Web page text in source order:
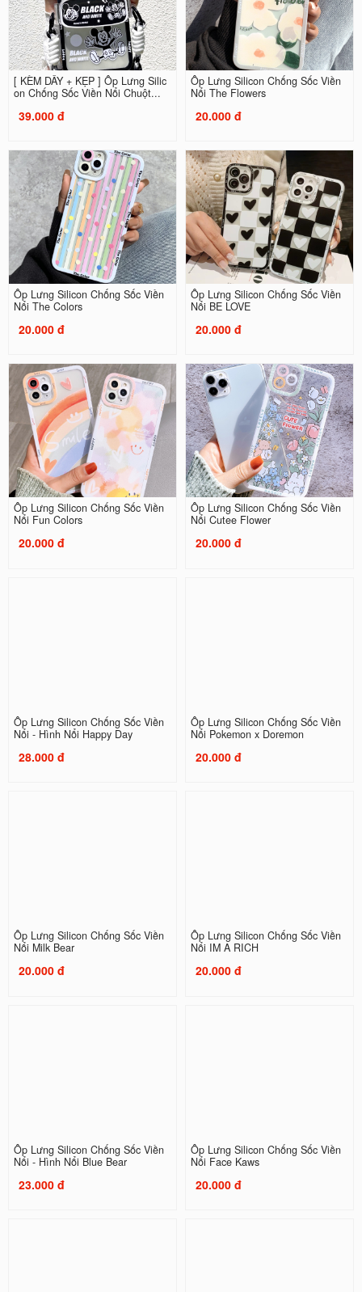
[ KÈM DÂY + KẸP ] Ốp Lưng Silic
on Chống Sốc Viền Nổi Chuột...
39.000 đ
Ốp Lưng Silicon Chống Sốc Viền
Nổi The Flowers
20.000 đ
Ốp Lưng Silicon Chống Sốc Viền
Nổi The Colors
20.000 đ
Ốp Lưng Silicon Chống Sốc Viền
Nổi BE LOVE
20.000 đ
Ốp Lưng Silicon Chống Sốc Viền
Nổi Fun Colors
20.000 đ
Ốp Lưng Silicon Chống Sốc Viền
Nổi Cutee Flower
20.000 đ
Ốp Lưng Silicon Chống Sốc Viền
Nổi - Hình Nổi Happy Day
28.000 đ
Ốp Lưng Silicon Chống Sốc Viền
Nổi Pokemon x Doremon
20.000 đ
Ốp Lưng Silicon Chống Sốc Viền
Nổi Milk Bear
20.000 đ
Ốp Lưng Silicon Chống Sốc Viền
Nổi IM A RICH
20.000 đ
Ốp Lưng Silicon Chống Sốc Viền
Nổi - Hình Nổi Blue Bear
23.000 đ
Ốp Lưng Silicon Chống Sốc Viền
Nổi Face Kaws
20.000 đ